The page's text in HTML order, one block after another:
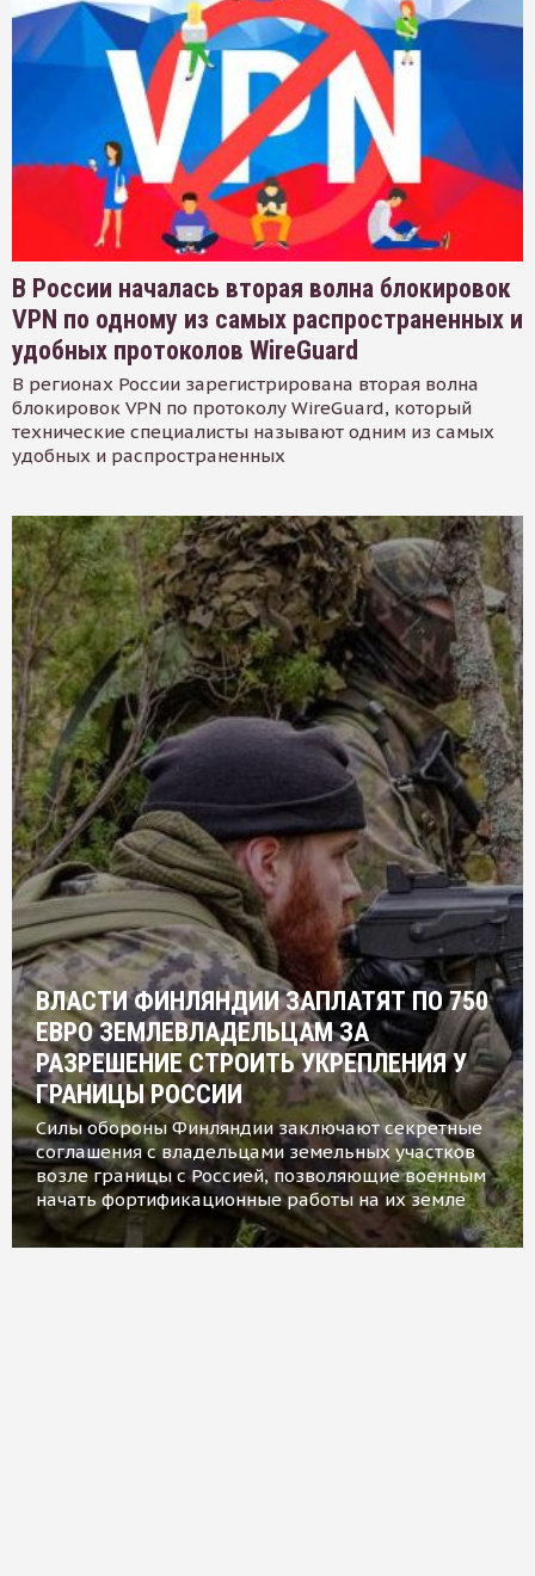
В России началась вторая волна блокировок
VPN по одному из самых распространенных и
удобных протоколов WireGuard
В регионах России зарегистрирована вторая волна
блокировок VPN по протоколу WireGuard, который
технические специалисты называют одним из самых
удобных и распространенных
ВЛАСТИ ФИНЛЯНДИИ ЗАПЛАТЯТ ПО 750
ЕВРО ЗЕМЛЕВЛАДЕЛЬЦАМ ЗА
РАЗРЕШЕНИЕ СТРОИТЬ УКРЕПЛЕНИЯ У
ГРАНИЦЫ РОССИИ
Силы обороны Финляндии заключают секретные
соглашения с владельцами земельных участков
возле границы с Россией, позволяющие военным
начать фортификационные работы на их земле